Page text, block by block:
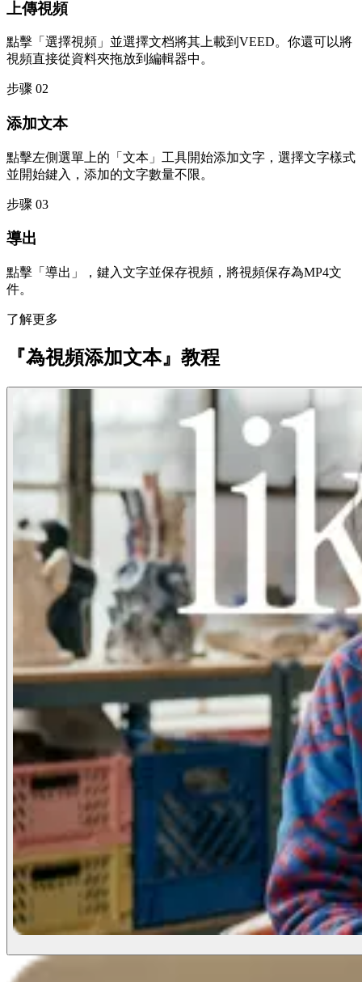
上傳視頻
點擊「選擇視頻」並選擇文档將其上載到VEED。你還可以將
視頻直接從資料夾拖放到編輯器中。
步骤 02
添加文本
點擊左側選單上的「文本」工具開始添加文字，選擇文字樣式
並開始鍵入，添加的文字數量不限。
步骤 03
導出
點擊「導出」，鍵入文字並保存視頻，將視頻保存為MP4文
件。
了解更多
『為視頻添加文本』教程